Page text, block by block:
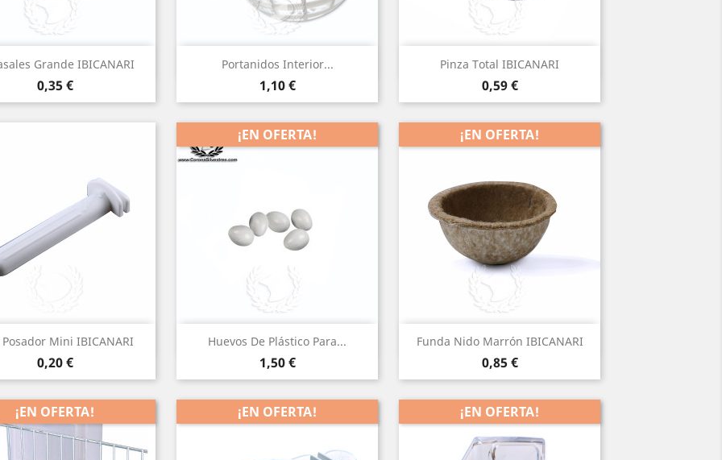
Grande IBICANARI
Precio
0,35 €
Vista rápida Portanidos Interior...
Precio
1,10 €
Vista rápida Pinza Total IBICANARI
Precio
0,59 €
 Vista rápida
Posador Mini IBICANARI
Precio
0,20 €
Vista rápida Huevos De Plástico Para...
Precio
1,50 €
¡EN OFERTA!
 Vista rápida Funda Nido Marrón IBICANARI
Precio
0,85 €
¡EN OFERTA!
Vista rápida
¡EN OFERTA! ¡EN OFERTA! ¡EN OFERTA!